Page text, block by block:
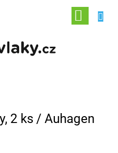
NÁKUPNÍ
KOŠÍK
2 ks / Auhagen